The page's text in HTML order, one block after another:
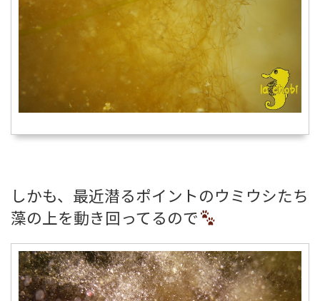
しかも、最近潜るポイントのウミウシたち
藻の上を動き回ってるので